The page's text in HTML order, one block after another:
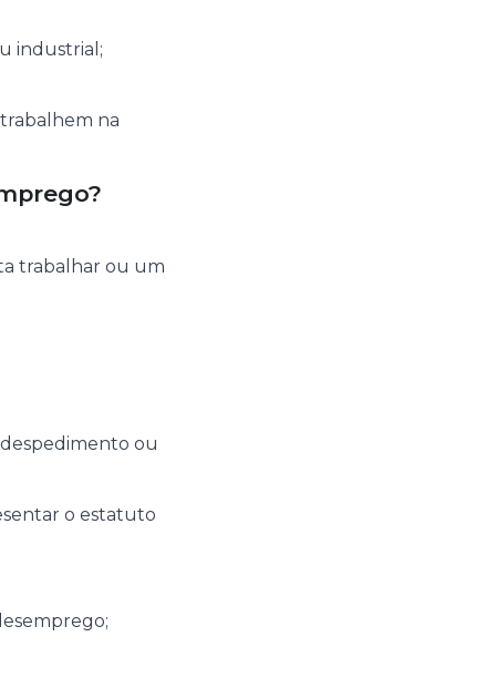
industrial;
na
trabalhar ou um
ou
o estatuto